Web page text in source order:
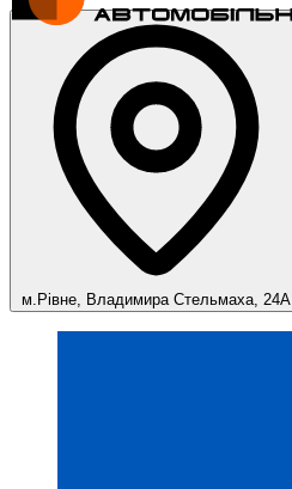
м.Рівне, Владимира Стельмаха, 24А